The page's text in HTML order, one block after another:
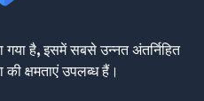
है, इसमें सबसे उन्नत अंतर्निहित
क्षमताएं उपलब्ध हैं।